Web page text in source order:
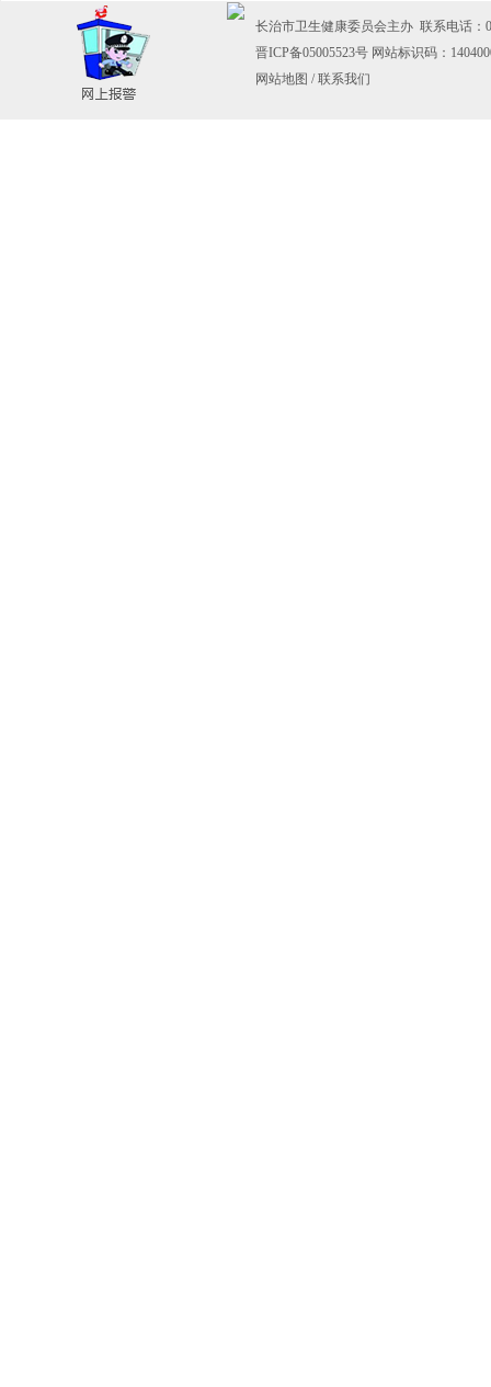
长治市卫生健康委员会主办 联系电话：
晋ICP备05005523号 网站标识码：
网站地图 / 联系我们